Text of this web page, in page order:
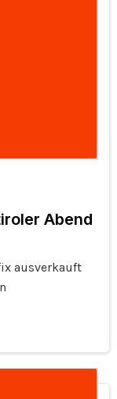
Abend
ausverkauft